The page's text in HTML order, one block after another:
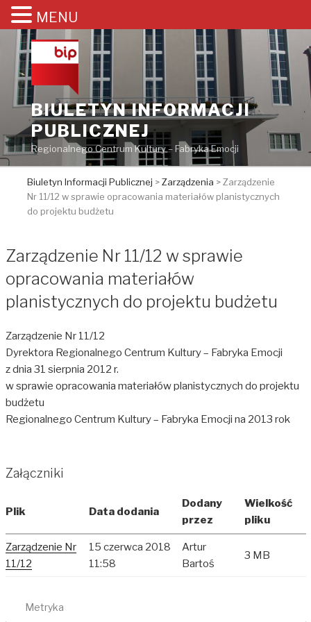
Przejdź
treści
BIULETYN INFORMACJI
PUBLICZNEJ
Regionalnego Centrum Kultury – Fabryka Emocji
Biuletyn Informacji Publicznej >Zarządzenia >Zarządzenie
Nr 11/12 w sprawie opracowania materiałów planistycznych
do projektu budżetu
Zarządzenie Nr 11/12 w sprawie
opracowania materiałów
planistycznych do projektu budżetu
Zarządzenie Nr 11/12
Dyrektora Regionalnego Centrum Kultury – Fabryka Emocji
z dnia 31 sierpnia 2012 r.
w sprawie opracowania materiałów planistycznych do projektu
budżetu
Regionalnego Centrum Kultury – Fabryka Emocji na 2013 rok
Załączniki
Plik Data dodania
Dodany
przez
Wielkość
pliku
Zarządzenie Nr
11/12
15 czerwca 2018
11:58
Artur
Bartoś
3 MB
Metryka
MENU